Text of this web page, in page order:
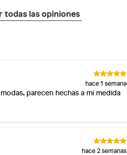
todas las opiniones
hace 1 semana
parecen hechas a mi medida
hace 2 semanas